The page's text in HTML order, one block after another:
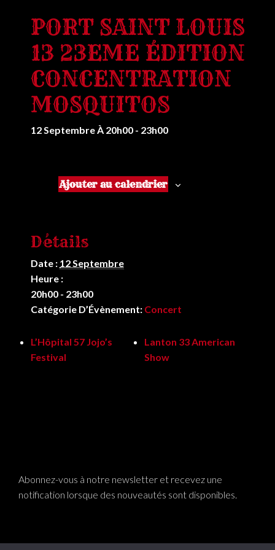
PORT SAINT LOUIS
13 23EME ÉDITION
CONCENTRATION
MOSQUITOS
12 Septembre À 20h00 - 23h00
Ajouter au calendrier
Détails
Date : 12 Septembre
Heure :
20h00 - 23h00
Catégorie D’Évènement: Concert
L’Hôpital 57 Jojo’s
Festival
Lanton 33 American
Show
Abonnez-vous à notre newsletter et recevez une
notification lorsque des nouveautés sont disponibles.